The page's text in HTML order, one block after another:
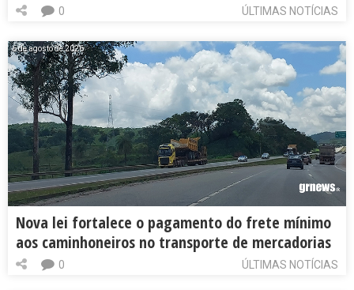
ÚLTIMAS NOTÍCIAS
0
6 de agosto de 2026
Nova lei fortalece o pagamento do frete mínimo
aos caminhoneiros no transporte de mercadorias
ÚLTIMAS NOTÍCIAS
0